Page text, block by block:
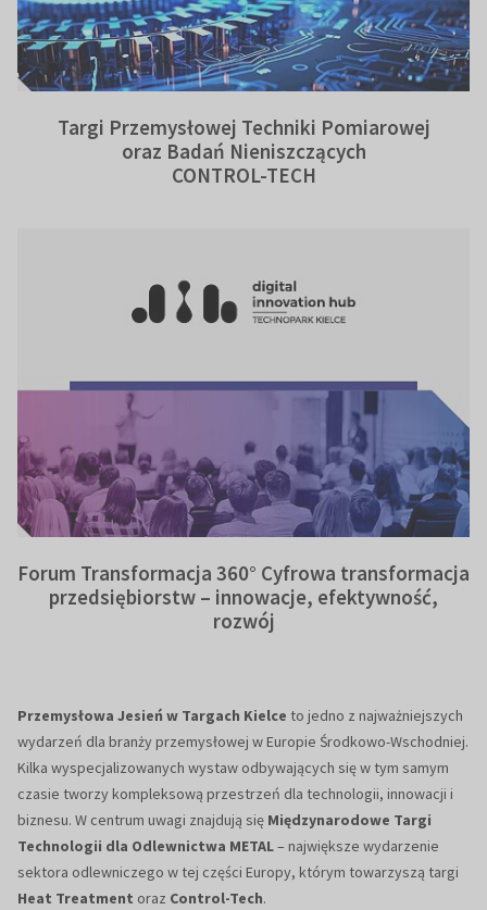
Targi Przemysłowej Techniki Pomiarowej
oraz Badań Nieniszczących
CONTROL-TECH
Forum Transformacja 360° Cyfrowa transformacja
przedsiębiorstw – innowacje, efektywność,
rozwój
Przemysłowa Jesień w Targach Kielce to jedno z najważniejszych
wydarzeń dla branży przemysłowej w Europie Środkowo-Wschodniej.
Kilka wyspecjalizowanych wystaw odbywających się w tym samym
czasie tworzy kompleksową przestrzeń dla technologii, innowacji i
biznesu. W centrum uwagi znajdują się Międzynarodowe Targi
Technologii dla Odlewnictwa METAL– największe wydarzenie
sektora odlewniczego w tej części Europy, którym towarzyszą targi
Heat Treatment oraz Control-Tech.